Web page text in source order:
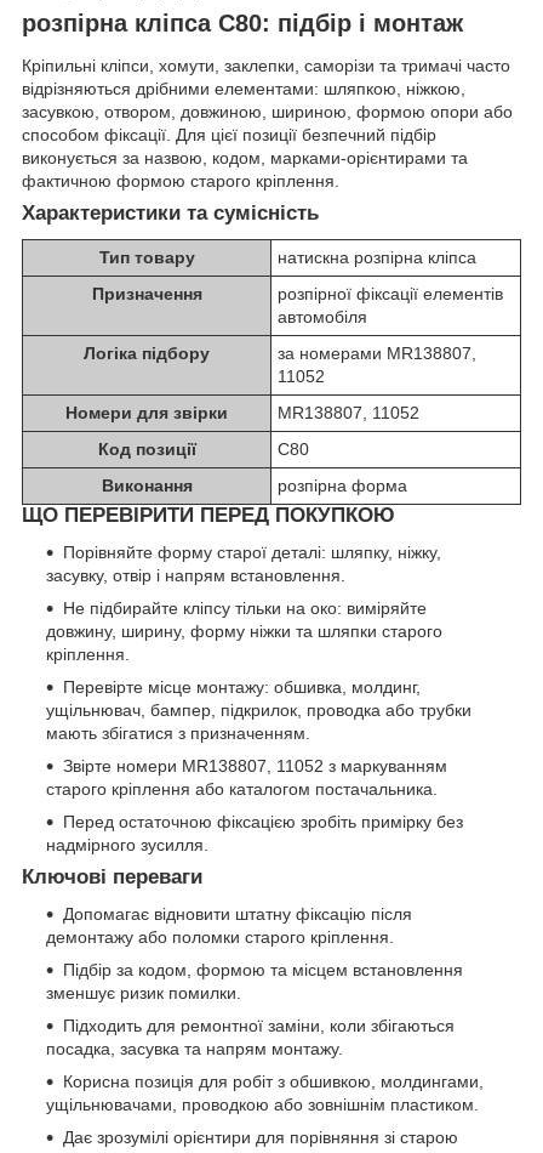
розпірна кліпса C80: підбір і монтаж
Кріпильні кліпси, хомути, заклепки, саморізи та тримачі часто
відрізняються дрібними елементами: шляпкою, ніжкою,
засувкою, отвором, довжиною, шириною, формою опори або
способом фіксації. Для цієї позиції безпечний підбір
виконується за назвою, кодом, марками-орієнтирами та
фактичною формою старого кріплення.
Характеристики та сумісність
Тип товару
натискна розпірна кліпса
Призначення
розпірної фіксації елементів
автомобіля
Логіка підбору
за номерами MR138807,
11052
Номери для звірки
MR138807, 11052
Код позиції
C80
Виконання
розпірна форма
ЩО ПЕРЕВІРИТИ ПЕРЕД ПОКУПКОЮ
Порівняйте форму старої деталі: шляпку, ніжку,
засувку, отвір і напрям встановлення.
Не підбирайте кліпсу тільки на око: виміряйте
довжину, ширину, форму ніжки та шляпки старого
кріплення.
Перевірте місце монтажу: обшивка, молдинг,
ущільнювач, бампер, підкрилок, проводка або трубки
мають збігатися з призначенням.
Звірте номери MR138807, 11052 з маркуванням
старого кріплення або каталогом постачальника.
Перед остаточною фіксацією зробіть примірку без
надмірного зусилля.
Ключові переваги
Допомагає відновити штатну фіксацію після
демонтажу або поломки старого кріплення.
Підбір за кодом, формою та місцем встановлення
зменшує ризик помилки.
Підходить для ремонтної заміни, коли збігаються
посадка, засувка та напрям монтажу.
Корисна позиція для робіт з обшивкою, молдингами,
ущільнювачами, проводкою або зовнішнім пластиком.
Дає зрозумілі орієнтири для порівняння зі старою